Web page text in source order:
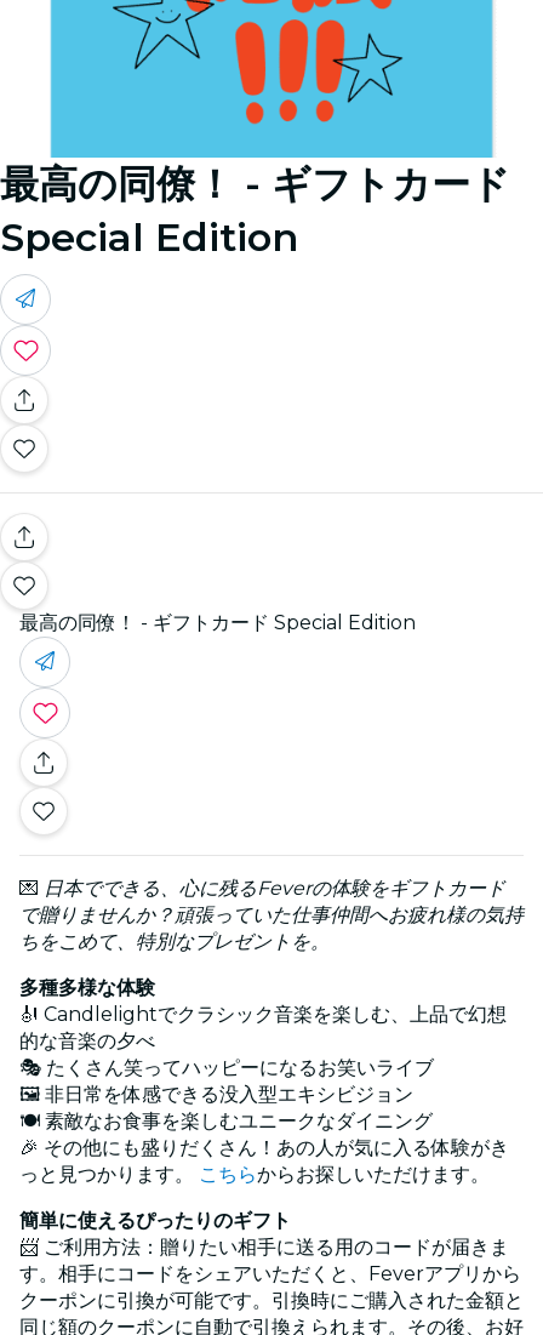
最高の同僚！ - ギフトカード
Special Edition
最高の同僚！ - ギフトカード Special Edition
💌 日本でできる、心に残るFeverの体験をギフトカード
で贈りませんか？頑張っていた仕事仲間へお疲れ様の気持
ちをこめて、特別なプレゼントを。
多種多様な体験
🎻 Candlelightでクラシック音楽を楽しむ、上品で幻想
的な音楽の夕べ
🎭 たくさん笑ってハッピーになるお笑いライブ
🖼️ 非日常を体感できる没入型エキシビジョン
🍽️ 素敵なお食事を楽しむユニークなダイニング
🎉 その他にも盛りだくさん！あの人が気に入る体験がき
っと見つかります。
こちらからお探しいただけます。
簡単に使えるぴったりのギフト
📨 ご利用方法：贈りたい相手に送る用のコードが届きま
す。相手にコードをシェアいただくと、Feverアプリから
クーポンに引換が可能です。引換時にご購入された金額と
同じ額のクーポンに自動で引換えられます。その後、お好